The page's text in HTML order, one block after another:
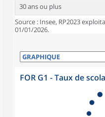
30 ans ou plus
Source : Insee, RP2023
01/01/2026.
FOR G1 - Taux de